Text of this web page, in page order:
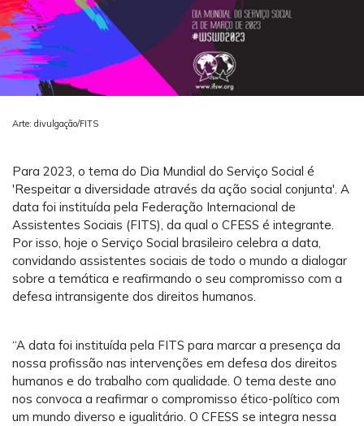
Arte: divulgação/FITS
Para 2023, o tema do Dia Mundial do Serviço Social é
'Respeitar a diversidade através da ação social conjunta'. A
data foi instituída pela Federação Internacional de
Assistentes Sociais (FITS), da qual o CFESS é integrante.
Por isso, hoje o Serviço Social brasileiro celebra a data,
convidando assistentes sociais de todo o mundo a dialogar
sobre a temática e reafirmando o seu compromisso com a
defesa intransigente dos direitos humanos.
“A data foi instituída pela FITS para marcar a presença da
nossa profissão nas intervenções em defesa dos direitos
humanos e do trabalho com qualidade. O tema deste ano
nos convoca a reafirmar o compromisso ético-político com
um mundo diverso e igualitário. O CFESS se integra nessa